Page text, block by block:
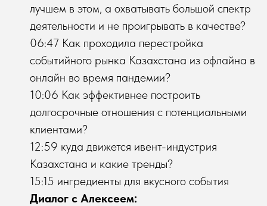
лучшем в этом, а охватывать большой спектр
деятельности и не проигрывать в качестве?
06:47 Как проходила перестройка
событийного рынка Казахстана из офлайна в
онлайн во время пандемии?
10:06 Как эффективнее построить
долгосрочные отношения с потенциальными
клиентами?
12:59 куда движется ивент-индустрия
Казахстана и какие тренды?
15:15 ингредиенты для вкусного события
Диалог с Алексеем: